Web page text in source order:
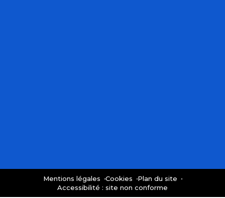
Mentions légales Cookies
Plan du site
Accessibilité : site non conforme